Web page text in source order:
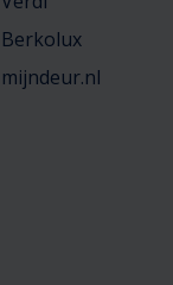
Berkolux
mijndeur.nl